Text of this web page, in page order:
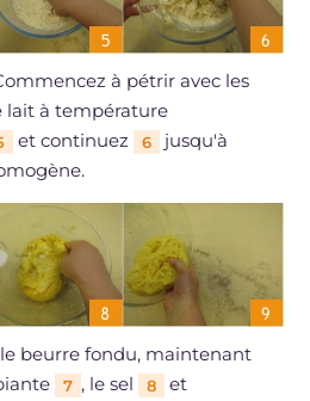
à pétrir avec les
lait à température
et continuez 6
jusqu'à
beurre fondu, maintenant
7 , le sel 8
et